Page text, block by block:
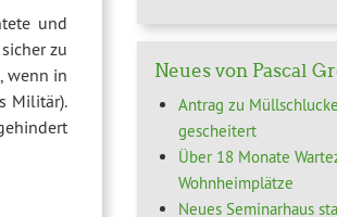
und
zu
wenn in
Militär).
Neues von Pascal
Antrag zu
gescheitert
Über 18 Monate
Wohnheimplätze
Neues Seminarhaus